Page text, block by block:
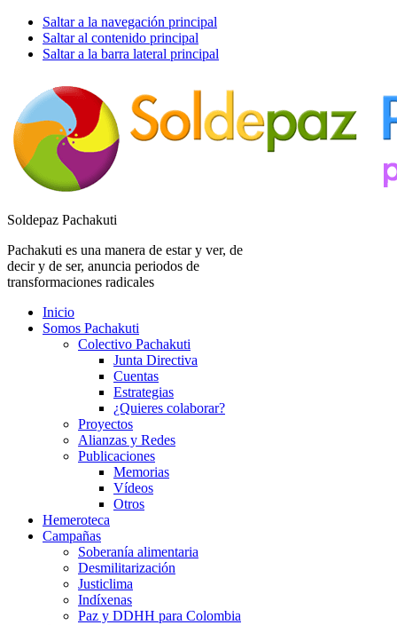
Saltar a la navegación principal
Saltar al contenido principal
Saltar a la barra lateral principal
Soldepaz Pachakuti
Pachakuti es una manera de estar y ver, de
decir y de ser, anuncia periodos de
transformaciones radicales
Inicio
Somos Pachakuti
Colectivo Pachakuti
Junta Directiva
Cuentas
Estrategias
¿Quieres colaborar?
Proyectos
Alianzas y Redes
Publicaciones
Memorias
Vídeos
Otros
Hemeroteca
Campañas
Soberanía alimentaria
Desmilitarización
Justiclima
Indíxenas
Paz y DDHH para Colombia